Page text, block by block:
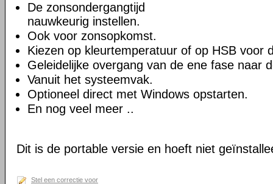
De zonsondergangtijd
nauwkeurig instellen.
Ook voor zonsopkomst.
Kiezen op kleurtemperatuur of op HSB voor
Geleidelijke overgang van de ene fase naar
Vanuit het systeemvak.
Optioneel direct met Windows opstarten.
En nog veel meer ..
Dit is de portable versie en hoeft niet
Stel een correctie voor